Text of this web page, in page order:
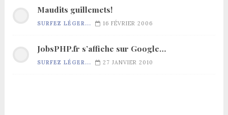
Maudits guillemets!
SURFEZ LÉGER... 16 FÉVRIER 2006
JobsPHP.fr s’affiche sur Google…
SURFEZ LÉGER... 27 JANVIER 2010